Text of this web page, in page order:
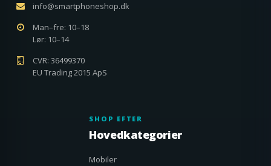
info@smartphoneshop.dk
Man–fre: 10–18
Lør: 10–14
CVR: 36499370
EU Trading 2015 ApS
SHOP EFTER
Hovedkategorier
Mobiler